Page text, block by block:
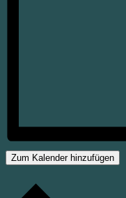
Zum Kalender hinzufügen